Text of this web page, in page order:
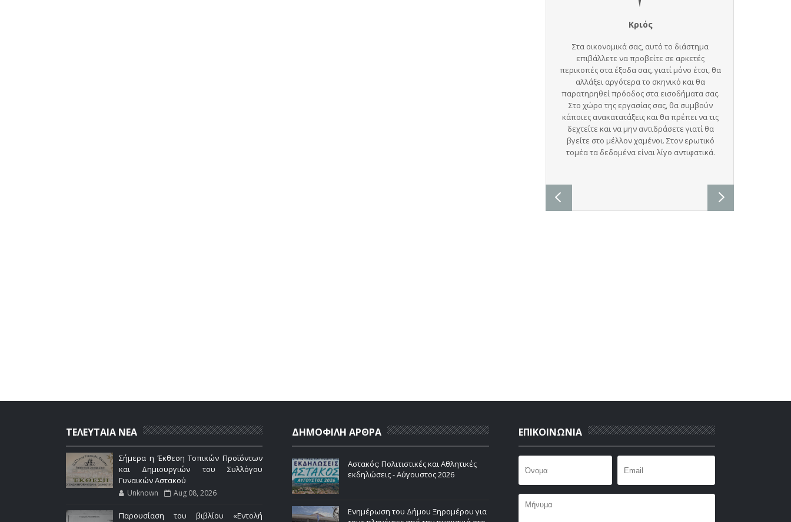
ΤΕΛΕΥΤΑΙΑ ΝΕΑ
Σήμερα η Έκθεση Τοπικών Προϊόντων
και Δημιουργιών του Συλλόγου
Γυναικών Αστακού
Unknown Aug 08, 2026
Παρουσίαση του βιβλίου «Εντολή
ΔΗΜΟΦΙΛΗ ΑΡΘΡΑ
Αστακός: Πολιτιστικές και Αθλητικές
εκδηλώσεις - Αύγουστος 2026
Ενημέρωση του Δήμου Ξηρομέρου για
ΕΠΙΚΟΙΝΩΝΙΑ